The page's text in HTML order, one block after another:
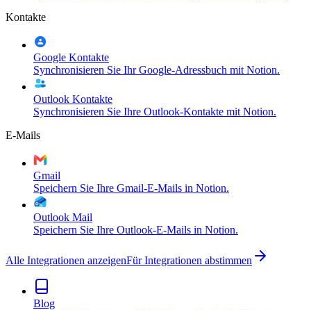
Kontakte
Google Kontakte
Synchronisieren Sie Ihr Google-Adressbuch mit Notion.
Outlook Kontakte
Synchronisieren Sie Ihre Outlook-Kontakte mit Notion.
E-Mails
Gmail
Speichern Sie Ihre Gmail-E-Mails in Notion.
Outlook Mail
Speichern Sie Ihre Outlook-E-Mails in Notion.
Alle Integrationen anzeigenFür Integrationen abstimmen
Blog